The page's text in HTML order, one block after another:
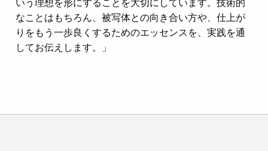
なことはもちろん、被写体との向き合い方や、仕上が
りをもう一歩良くするためのエッセンスを、実践を通
してお伝えします。」